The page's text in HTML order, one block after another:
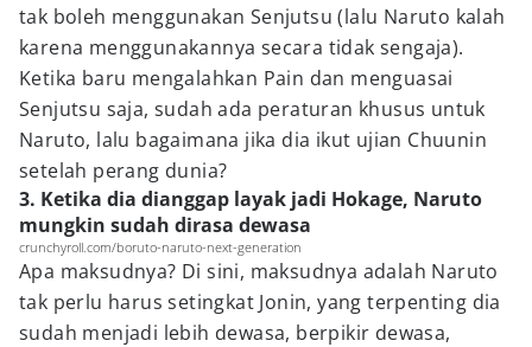
tak boleh menggunakan Senjutsu (lalu Naruto kalah
karena menggunakannya secara tidak sengaja).
Ketika baru mengalahkan Pain dan menguasai
Senjutsu saja, sudah ada peraturan khusus untuk
Naruto, lalu bagaimana jika dia ikut ujian Chuunin
setelah perang dunia?
3. Ketika dia dianggap layak jadi Hokage, Naruto
mungkin sudah dirasa dewasa
crunchyroll.com/boruto-naruto-next-generation
Apa maksudnya? Di sini, maksudnya adalah Naruto
tak perlu harus setingkat Jonin, yang terpenting dia
sudah menjadi lebih dewasa, berpikir dewasa,